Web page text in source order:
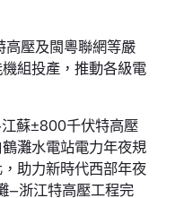
壓及閩粵聯網等嚴
組投產，推動各級電
蘇±800千伏特高壓
灘水電站電力年夜規
助力新時代西部年夜
—浙江特高壓工程完